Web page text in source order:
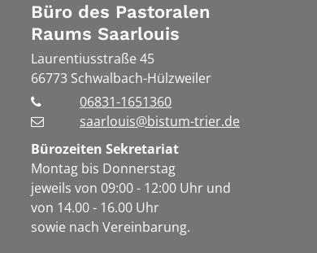
Büro des Pastoralen
Raums Saarlouis
Laurentiusstraße 45
66773 Schwalbach-Hülzweiler
06831-1651360
saarlouis@bistum-trier.de
Bürozeiten Sekretariat
Montag bis Donnerstag
jeweils von 09:00 - 12:00 Uhr und
von 14.00 - 16.00 Uhr
sowie nach Vereinbarung.